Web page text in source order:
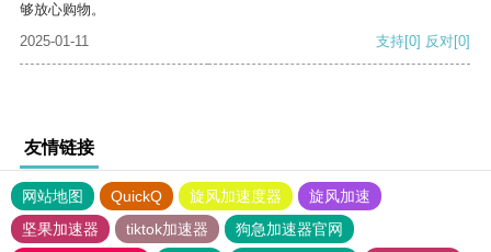
够放心购物。
2025-01-11
支持[0] 反对[0]
友情链接
网站地图 QuickQ 旋风加速度器
旋风加速
坚果加速器
tiktok加速器
狗急加速器官网